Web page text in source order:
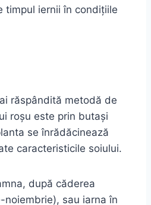
timpul iernii în condițiile
răspândită metodă de
roșu este prin butași
se înrădăcinează
caracteristicile soiului.
după căderea
sau iarna în